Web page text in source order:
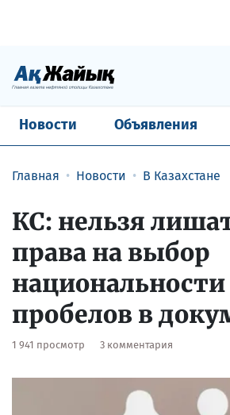
Новости Объявления
Главная Новости В Казахстане
КС: нельзя
права на выбор
пробелов в
1 941 просмотр 3 комментария